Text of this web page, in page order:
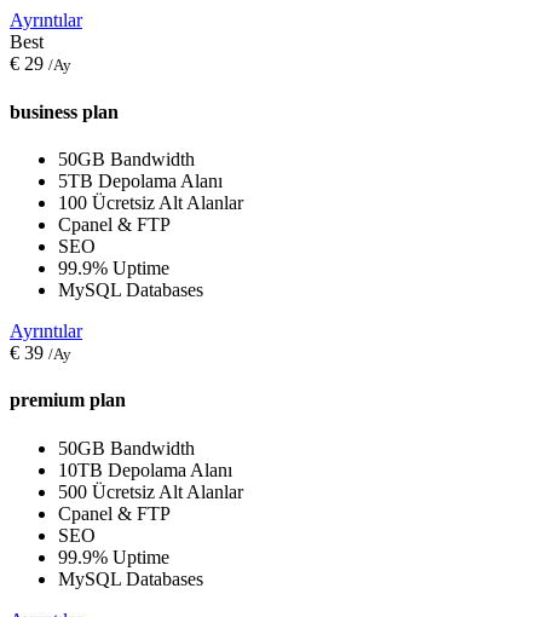
Ayrıntılar
Best
€ 29 /Ay
business plan
50GB Bandwidth
5TB Depolama Alanı
100 Ücretsiz Alt Alanlar
Cpanel & FTP
SEO
99.9% Uptime
MySQL Databases
Ayrıntılar
€ 39 /Ay
premium plan
50GB Bandwidth
10TB Depolama Alanı
500 Ücretsiz Alt Alanlar
Cpanel & FTP
SEO
99.9% Uptime
MySQL Databases